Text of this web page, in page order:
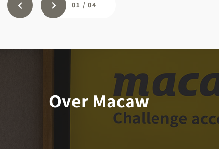
01 / 04
Over Macaw